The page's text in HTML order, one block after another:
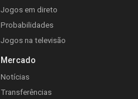
Jogos em direto
Probabilidades
Jogos na televisão
Mercado
Notícias
Transferências